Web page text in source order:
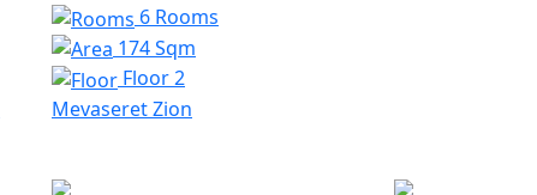
6 Rooms
174 Sqm
Floor 2
Mevaseret Zion